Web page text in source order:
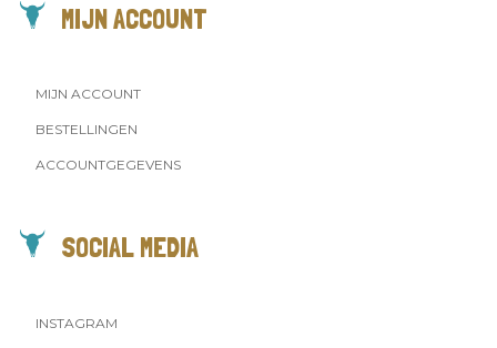
MIJN ACCOUNT
MIJN ACCOUNT
BESTELLINGEN
ACCOUNTGEGEVENS
SOCIAL MEDIA
INSTAGRAM